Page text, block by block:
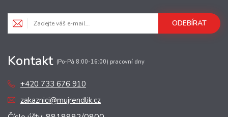
ODEBÍRAT
Kontakt (Po-Pá 8:00-16:00) pracovní dny
+420 733 676 910
zakaznici@mujrendlik.cz